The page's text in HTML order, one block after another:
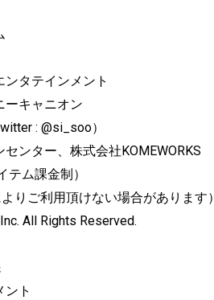
タテインメント
ーキャニオン
: @si_soo）
ンター、株式会社KOMEWORKS
ム課金制）
ご利用頂けない場合があります）
All Rights Reserved.
ト